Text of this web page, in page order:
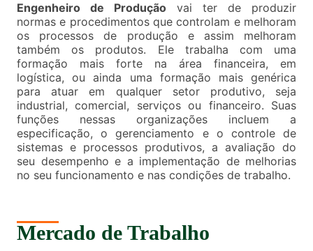
Engenheiro de Produção vai ter de produzir
normas e procedimentos que controlam e melhoram
os processos de produção e assim melhoram
também os produtos. Ele trabalha com uma
formação mais forte na área financeira, em
logística, ou ainda uma formação mais genérica
para atuar em qualquer setor produtivo, seja
industrial, comercial, serviços ou financeiro. Suas
funções nessas organizações incluem a
especificação, o gerenciamento e o controle de
sistemas e processos produtivos, a avaliação do
seu desempenho e a implementação de melhorias
no seu funcionamento e nas condições de trabalho.
Mercado de Trabalho